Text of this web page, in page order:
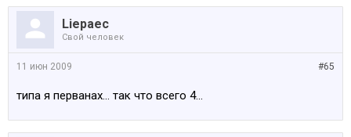
Liepaec
Свой человек
#65
11 июн 2009
типа я перванах... так что всего 4...